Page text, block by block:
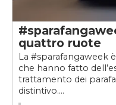
quattro ruote
La #sparafangaweek
che hanno fatto
trattamento dei
distintivo....